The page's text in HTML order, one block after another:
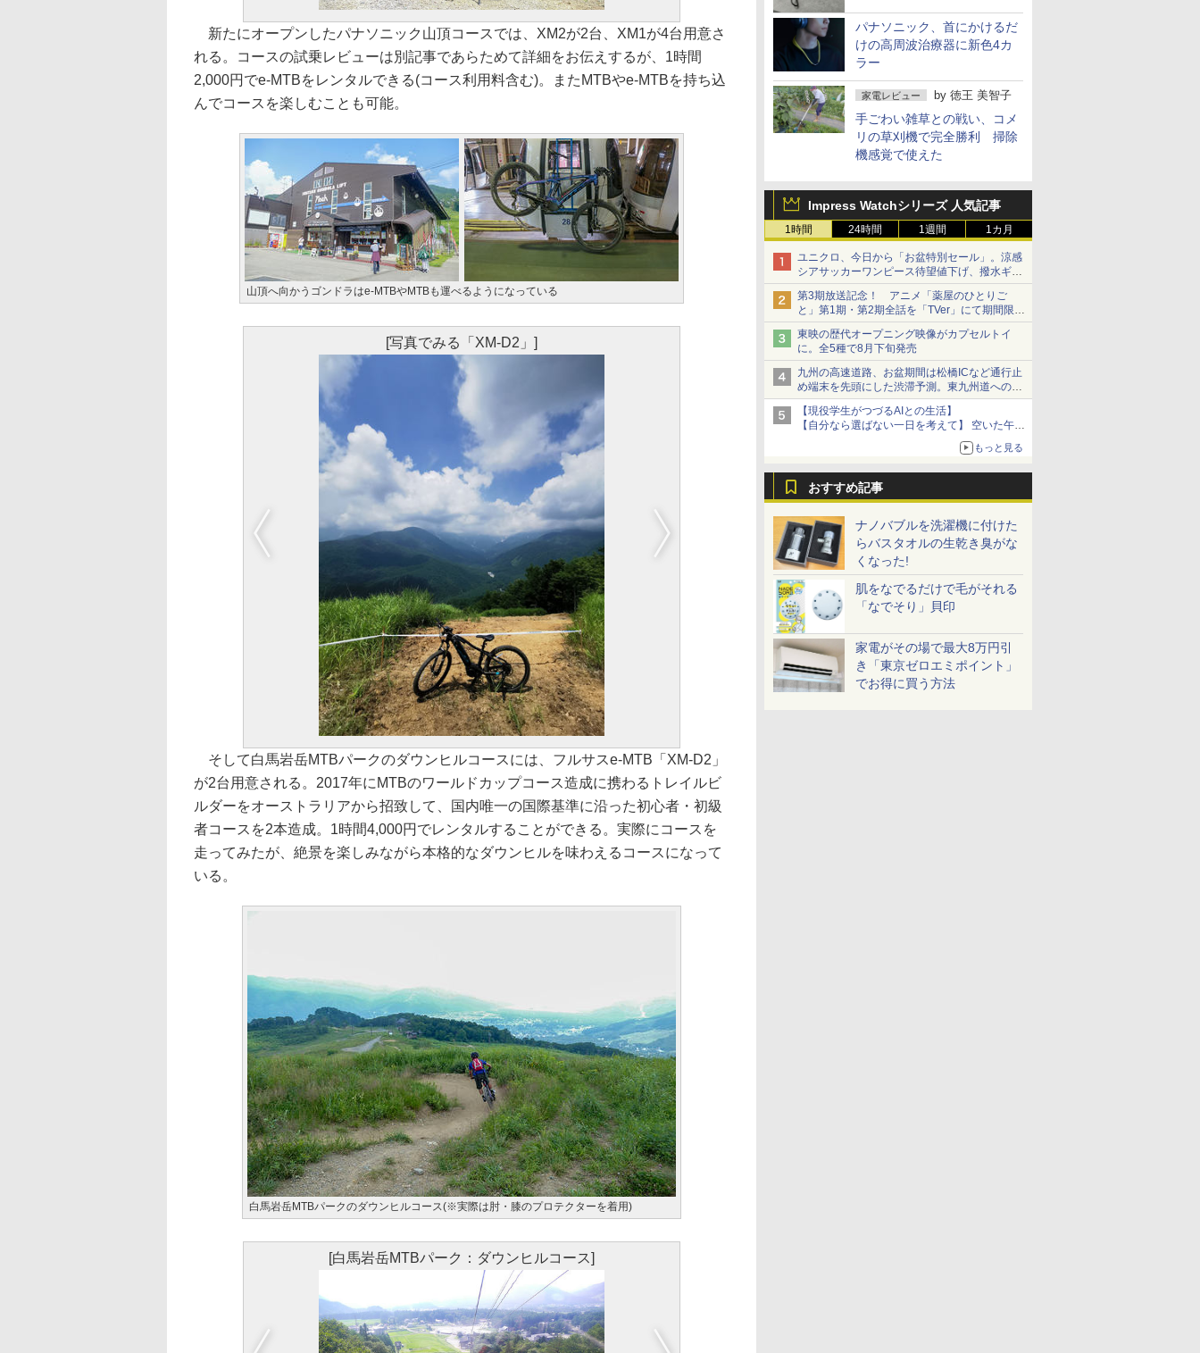
パナソニック、首にかけるだ
けの高周波治療器に新色4カ
ラー
家電レビュー by 徳王 美智子
手ごわい雑草との戦い、コメ
リの草刈機で完全勝利 掃除
機感覚で使えた
Impress Watchシリーズ 人気記事
1時間 24時間 1週間 1カ月
ユニクロ、今日から「お盆特別セール」。涼感
シアサッカーワンピース待望値下げ、撥水ギア
ショーツは1990円に
第3期放送記念！ アニメ「薬屋のひとりご
と」第1期・第2期全話を「TVer」にて期間限定
で順次無料配信開始
東映の歴代オープニング映像がカプセルトイ
に。全5種で8月下旬発売
九州の高速道路、お盆期間は松橋ICなど通行止
め端末を先頭にした渋滞予測。東九州道への迂
回は料金調整を実施
【現役学生がつづるAIとの生活】
【自分なら選ばない一日を考えて】 空いた午後
をチャッピーに捧げたら、思わぬ絶景に出会っ
もっと見る
おすすめ記事
ナノバブルを洗濯機に付けた
らバスタオルの生乾き臭がな
くなった!
肌をなでるだけで毛がそれる
「なでそり」貝印
家電がその場で最大8万円引
き「東京ゼロエミポイント」
でお得に買う方法
新たにオープンしたパナソニック山頂コースでは、XM2が2台、XM1が4台用意さ
れる。コースの試乗レビューは別記事であらためて詳細をお伝えするが、1時間
2,000円でe-MTBをレンタルできる(コース利用料含む)。またMTBやe-MTBを持ち込
んでコースを楽しむことも可能。
山頂へ向かうゴンドラはe-MTBやMTBも運べるようになっている
[写真でみる「XM-D2」]
そして白馬岩岳MTBパークのダウンヒルコースには、フルサスe-MTB「XM-D2」
が2台用意される。2017年にMTBのワールドカップコース造成に携わるトレイルビ
ルダーをオーストラリアから招致して、国内唯一の国際基準に沿った初心者・初級
者コースを2本造成。1時間4,000円でレンタルすることができる。実際にコースを
走ってみたが、絶景を楽しみながら本格的なダウンヒルを味わえるコースになって
いる。
白馬岩岳MTBパークのダウンヒルコース(※実際は肘・膝のプロテクターを着用)
[白馬岩岳MTBパーク：ダウンヒルコース]